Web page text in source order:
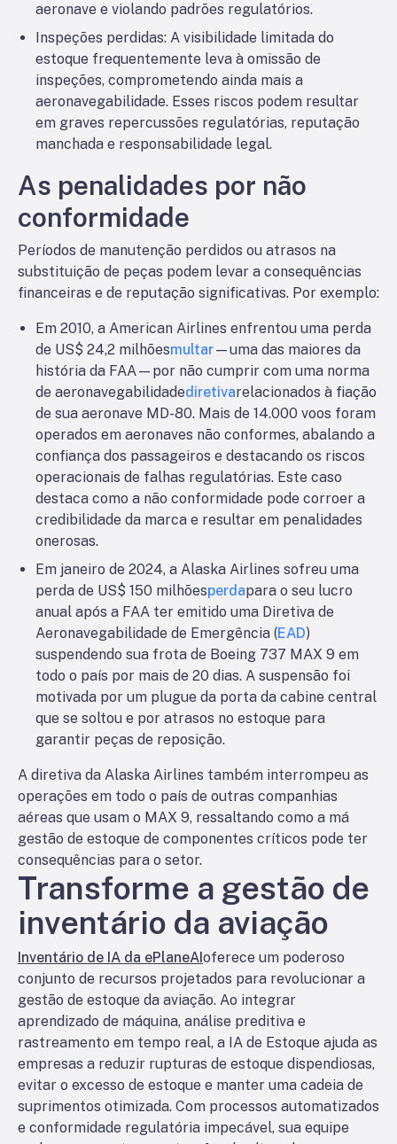
aeronave e violando padrões regulatórios.
Inspeções perdidas: A visibilidade limitada do
estoque frequentemente leva à omissão de
inspeções, comprometendo ainda mais a
aeronavegabilidade. Esses riscos podem resultar
em graves repercussões regulatórias, reputação
manchada e responsabilidade legal.
As penalidades por não
conformidade
Períodos de manutenção perdidos ou atrasos na
substituição de peças podem levar a consequências
financeiras e de reputação significativas. Por exemplo:
Em 2010, a American Airlines enfrentou uma perda
de US$ 24,2 milhõesmultar—uma das maiores da
história da FAA—por não cumprir com uma norma
de aeronavegabilidadediretivarelacionados à fiação
de sua aeronave MD-80. Mais de 14.000 voos foram
operados em aeronaves não conformes, abalando a
confiança dos passageiros e destacando os riscos
operacionais de falhas regulatórias. Este caso
destaca como a não conformidade pode corroer a
credibilidade da marca e resultar em penalidades
onerosas.
Em janeiro de 2024, a Alaska Airlines sofreu uma
perda de US$ 150 milhõesperdapara o seu lucro
anual após a FAA ter emitido uma Diretiva de
Aeronavegabilidade de Emergência (EAD)
suspendendo sua frota de Boeing 737 MAX 9 em
todo o país por mais de 20 dias. A suspensão foi
motivada por um plugue da porta da cabine central
que se soltou e por atrasos no estoque para
garantir peças de reposição.
A diretiva da Alaska Airlines também interrompeu as
operações em todo o país de outras companhias
aéreas que usam o MAX 9, ressaltando como a má
gestão de estoque de componentes críticos pode ter
consequências para o setor.
Transforme a gestão de
inventário da aviação
Inventário de IA da ePlaneAIoferece um poderoso
conjunto de recursos projetados para revolucionar a
gestão de estoque da aviação. Ao integrar
aprendizado de máquina, análise preditiva e
rastreamento em tempo real, a IA de Estoque ajuda as
empresas a reduzir rupturas de estoque dispendiosas,
evitar o excesso de estoque e manter uma cadeia de
suprimentos otimizada. Com processos automatizados
e conformidade regulatória impecável, sua equipe